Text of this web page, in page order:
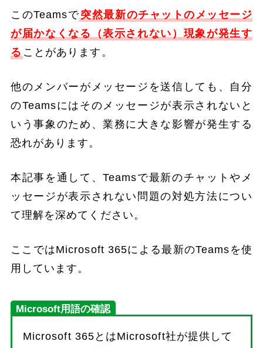
このTeamsで突然最新のチャットのメッセージ
が届かなくなる（表示されない）現象が発生す
る ことがあります。
他のメンバーがメッセージを送信しても、自分
のTeamsにはそのメッセージが表示されないと
いう事象のため、業務に大きな影響が発生する
恐れがあります。
本記事を通して、Teamsで最新のチャットやメ
ッセージが表示されない問題の対処方法につい
て理解を深めてください。
ここではMicrosoft 365による最新のTeamsを使
用しています。
Microsoft用語の確認
Microsoft 365とはMicrosoft社が提供して